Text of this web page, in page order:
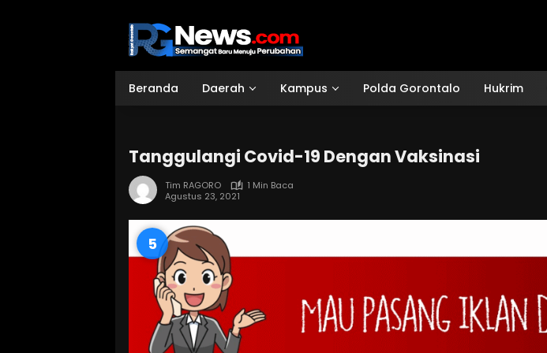
Beranda Daerah Kampus Polda Gorontalo Hukrim
Tanggulangi Covid-19 Dengan Vaksinasi
Tim RAGORO
1 Min Baca
Agustus 23, 2021
3